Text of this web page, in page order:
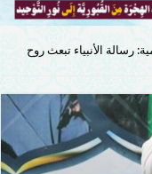
رسالة الأنبياء تبعث روح